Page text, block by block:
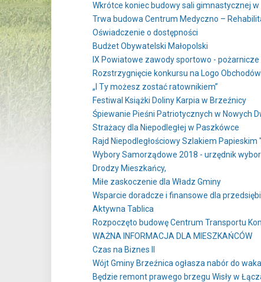
Wkrótce koniec budowy sali gimnastycznej
Trwa budowa Centrum Medyczno –
Oświadczenie o dostępności
Budżet Obywatelski Małopolski
IX Powiatowe zawody sportowo - pożarnicze
Rozstrzygnięcie konkursu na Logo
„I Ty możesz zostać ratownikiem”
Festiwal Książki Doliny Karpia w Brzeźnicy
Śpiewanie Pieśni Patriotycznych w Nowych
Strażacy dla Niepodległej w Paszkówce
Rajd Niepodległościowy Szlakiem Papieskim
Wybory Samorządowe 2018 - urzędnik
Drodzy Mieszkańcy,
Miłe zaskoczenie dla Władz Gminy
Wsparcie doradcze i finansowe dla
Aktywna Tablica
Rozpoczęto budowę Centrum Transportu
WAŻNA INFORMACJA DLA MIESZKAŃCÓW
Czas na Biznes II
Wójt Gminy Brzeźnica ogłasza nabór do
Będzie remont prawego brzegu Wisły w